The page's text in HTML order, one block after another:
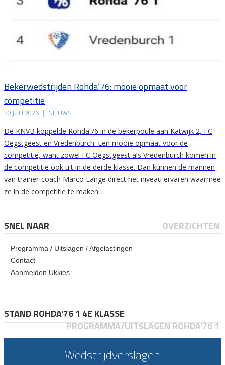
Bekerwedstrijden Rohda’76: mooie opmaat voor
competitie
30 JULI 2026 | NIEUWS
De KNVB koppelde Rohda’76 in de bekerpoule aan Katwijk 2, FC
Oegstgeest en Vredenburch. Een mooie opmaat voor de
competitie, want zowel FC Oegstgeest als Vredenburch komen in
de competitie ook uit in de derde klasse. Dan kunnen de mannen
van trainer-coach Marco Lange direct het niveau ervaren waarmee
ze in de competitie te maken…
SNEL NAAR OVERZICHTEN
Programma / Uitslagen / Afgelastingen
Contact
Aanmelden Ukkies
STAND ROHDA'76 1 4E KLASSE
PROGRAMMA/UITSLAGEN ROHDA'76 1
Wedstrijdverslagen